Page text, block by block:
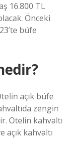
16.800 TL
Önceki
büfe
açık büfe
zengin
Otelin kahvaltı
açık kahvaltı